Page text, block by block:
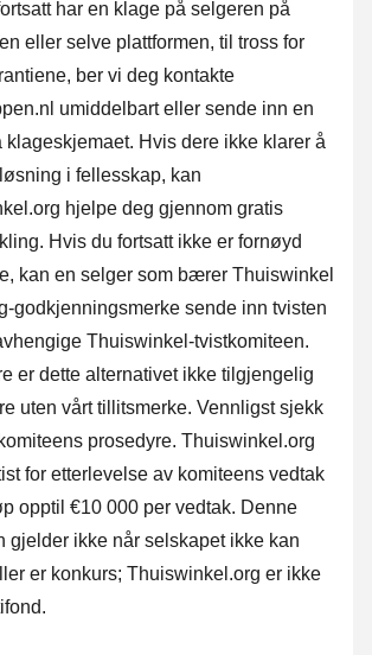
har en klage på selgeren på
eller selve plattformen, til tross for
ber vi deg kontakte
umiddelbart eller sende inn en
klageskjemaet. Hvis dere ikke klarer å
i fellesskap, kan
hjelpe deg gjennom gratis
Hvis du fortsatt ikke er fornøyd
kan en selger som bærer Thuiswinkel
godkjenningsmerke sende inn tvisten
Thuiswinkel-tvistkomiteen.
er dette alternativet ikke tilgjengelig
uten vårt tillitsmerke. Vennligst sjekk
prosedyre. Thuiswinkel.org
for etterlevelse av komiteens vedtak
opptil €10 000 per vedtak. Denne
gjelder ikke når selskapet ikke kan
er konkurs; Thuiswinkel.org er ikke